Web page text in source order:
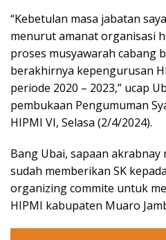
“Kebetulan masa jabatan
menurut amanat organisasi
proses musyawarah cabang
berakhirnya kepengurusan
periode 2020 – 2023,” ucap
pembukaan Pengumuman
HIPMI VI, Selasa (2/4/2024).
Bang Ubai, sapaan
sudah memberikan SK
organizing commite untuk
HIPMI kabupaten Muaro